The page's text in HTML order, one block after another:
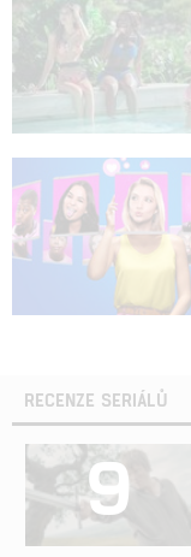
RECENZE SERIÁLŮ
9